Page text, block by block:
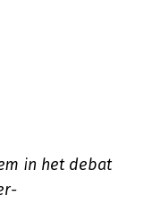
in het debat